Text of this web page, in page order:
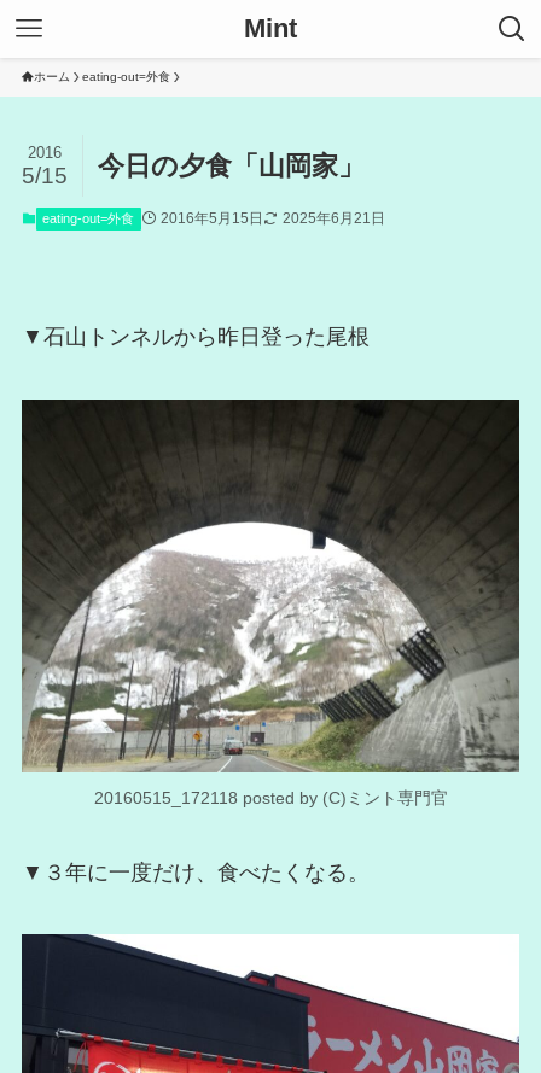
Mint
ホーム eating-out=外食
今日の夕食「山岡家」
2016
5/15
eating-out=外食 2016年5月15日 2025年6月21日
▼石山トンネルから昨日登った尾根
20160515_172118 posted by (C)ミント専門官
▼３年に一度だけ、食べたくなる。